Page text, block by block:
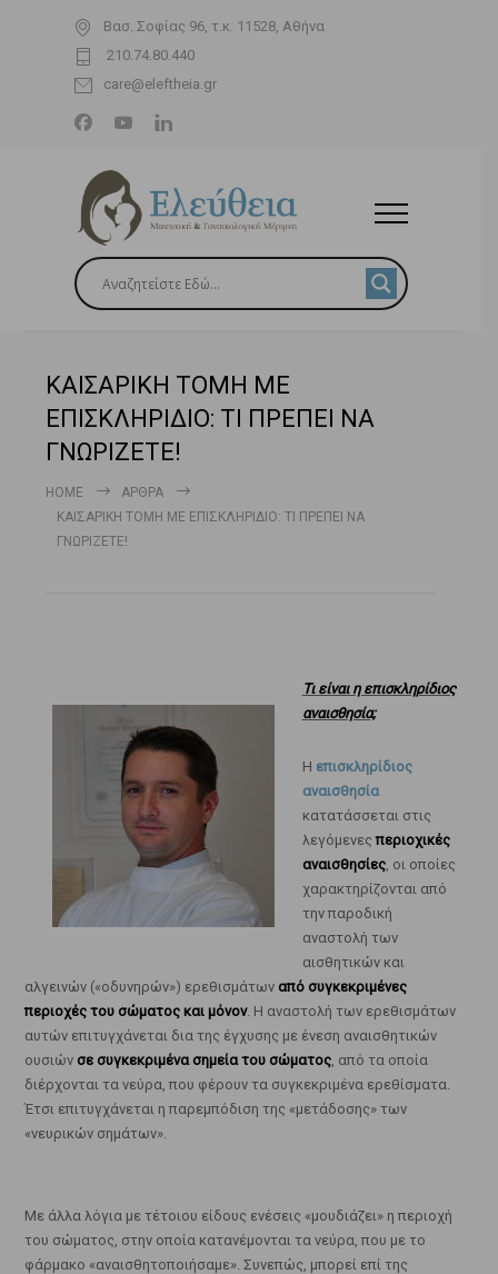
Βασ. Σοφίας 96, τ.κ. 11528, Αθήνα
210.74.80.440
care@eleftheia.gr
ΚΑΙΣΑΡΙΚΗ ΤΟΜΗ ΜΕ
ΕΠΙΣΚΛΗΡΙΔΙΟ: ΤΙ ΠΡΕΠΕΙ ΝΑ
ΓΝΩΡΙΖΕΤΕ!
HOME
ΆΡΘΡΑ
ΚΑΙΣΑΡΙΚΗ ΤΟΜΗ ΜΕ ΕΠΙΣΚΛΗΡΙΔΙΟ: ΤΙ ΠΡΕΠΕΙ ΝΑ
ΓΝΩΡΙΖΕΤΕ!
Τι είναι η επισκληρίδιος
αναισθησία;
Η επισκληρίδιος
αναισθησία
κατατάσσεται στις
λεγόμενεςπεριοχικές
αναισθησίες, οι οποίες
χαρακτηρίζονται από
την παροδική
αναστολή των
αισθητικών και
αλγεινών («οδυνηρών») ερεθισμάτων από συγκεκριμένες
περιοχές του σώματος και μόνον. Η αναστολή των ερεθισμάτων
αυτών επιτυγχάνεται δια της έγχυσης με ένεση αναισθητικών
ουσιών σε συγκεκριμένα σημεία του σώματος, από τα οποία
διέρχονται τα νεύρα, που φέρουν τα συγκεκριμένα ερεθίσματα.
Έτσι επιτυγχάνεται η παρεμπόδιση της «μετάδοσης» των
«νευρικών σημάτων».
Με άλλα λόγια με τέτοιου είδους ενέσεις «μουδιάζει» η περιοχή
του σώματος, στην οποία κατανέμονται τα νεύρα, που με το
φάρμακο «αναισθητοποιήσαμε». Συνεπώς, μπορεί επί της